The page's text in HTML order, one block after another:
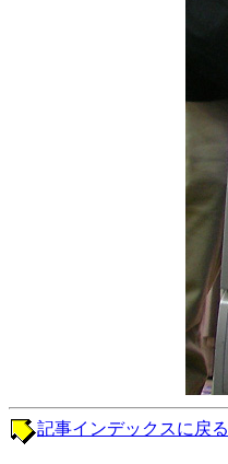
記事インデックスに戻る